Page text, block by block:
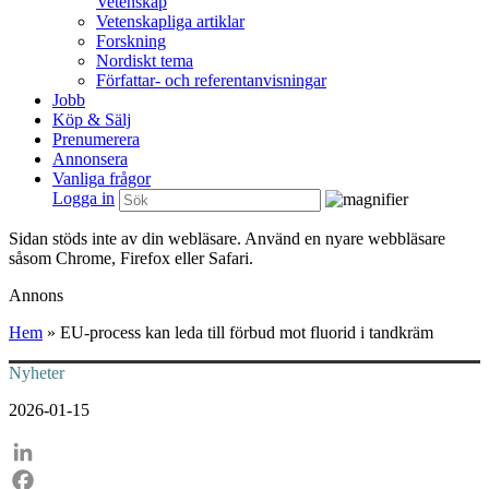
Vetenskapliga artiklar
Forskning
Nordiskt tema
Författar- och referentanvisningar
Jobb
Köp & Sälj
Prenumerera
Annonsera
Vanliga frågor
Logga in
Sidan stöds inte av din webläsare. Använd en nyare webbläsare
såsom Chrome, Firefox eller Safari.
Annons
Hem » EU-process kan leda till förbud mot fluorid i tandkräm
Nyheter
2026-01-15
LinkedIn